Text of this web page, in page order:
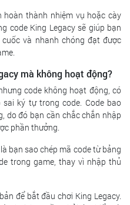
hoàn thành nhiệm vụ hoặc cày
code King Legacy sẽ giúp bạn
và nhanh chóng đạt được
mà không hoạt động?
code không hoạt động, có
ký tự trong code. Code bao
do đó bạn cần chắc chắn nhập
phần thưởng.
bạn sao chép mã code từ bảng
trong game, thay vì nhập thủ
để bắt đầu chơi King Legacy.